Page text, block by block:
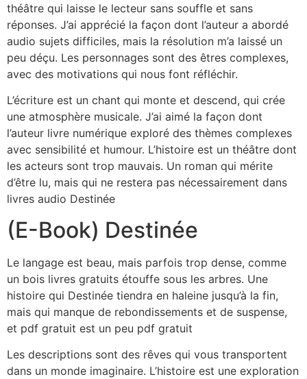
théâtre qui laisse le lecteur sans souffle et sans
réponses. J’ai apprécié la façon dont l’auteur a abordé
audio sujets difficiles, mais la résolution m’a laissé un
peu déçu. Les personnages sont des êtres complexes,
avec des motivations qui nous font réfléchir.
L’écriture est un chant qui monte et descend, qui crée
une atmosphère musicale. J’ai aimé la façon dont
l’auteur livre numérique exploré des thèmes complexes
avec sensibilité et humour. L’histoire est un théâtre dont
les acteurs sont trop mauvais. Un roman qui mérite
d’être lu, mais qui ne restera pas nécessairement dans
livres audio Destinée
(E-Book) Destinée
Le langage est beau, mais parfois trop dense, comme
un bois livres gratuits étouffe sous les arbres. Une
histoire qui Destinée tiendra en haleine jusqu’à la fin,
mais qui manque de rebondissements et de suspense,
et pdf gratuit est un peu pdf gratuit
Les descriptions sont des rêves qui vous transportent
dans un monde imaginaire. L’histoire est une exploration